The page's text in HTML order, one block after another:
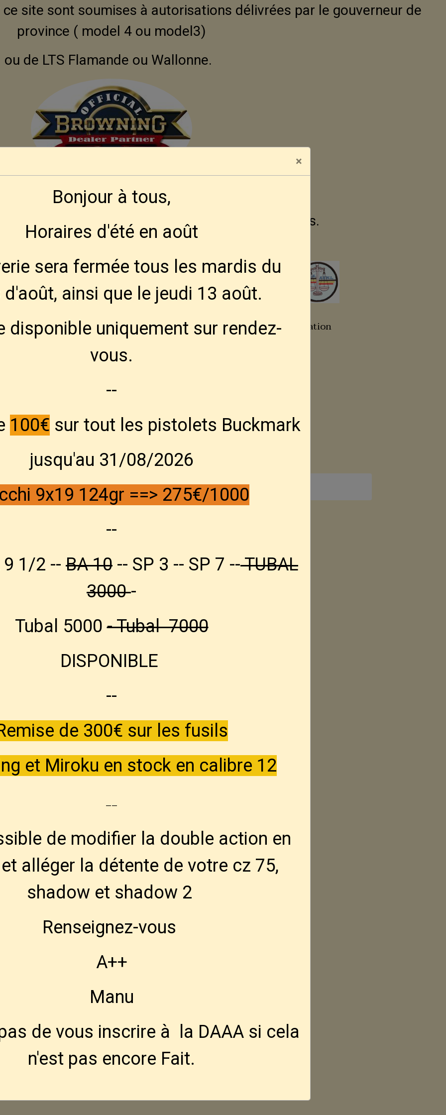
site sont soumises à autorisations délivrées par le gouverneur de
province ( model 4 ou model3)
ou de LTS Flamande ou Wallonne.
Modalités d'obtention pour nos amis Français
se fera par correspondance, ni aux mineurs d'âges.
- Contact & Horaires
& documents
Clubs de Tir et Activités Service & Prestation
Catalogue par type d'armes
QDM
En stock : 1
50,00€ TTC
×
Bonjour à tous,
Horaires d'été en août
sera fermée tous les mardis du
ainsi que le jeudi 13 août.
disponible uniquement sur rendez-
vous.
--
100€ sur tout les pistolets Buckmark
jusqu'au 31/08/2026
9x19 124gr ==> 275€/1000
--
9 1/2 -- BA 10 -- SP 3 -- SP 7 --TUBAL
3000-
Tubal 5000- Tubal 7000
DISPONIBLE
--
de 300€ sur les fusils
et Miroku en stock en calibre 12
--
de modifier la double action en
alléger la détente de votre cz 75,
shadow et shadow 2
Renseignez-vous
A++
Manu
de vous inscrire à la DAAA si cela
n'est pas encore Fait.